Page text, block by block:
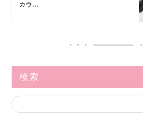
カウ...
検索